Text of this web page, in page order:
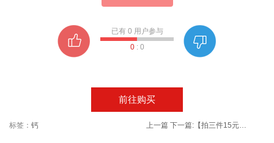
已有 0 用户参与
0: 0
前往购买
标签： 钙 上一篇 下一篇: 【拍三件15元】颈椎病腰间盘突出专用药膏